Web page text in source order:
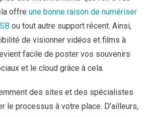
offre une bonne raison de numériser
ou tout autre support récent. Ainsi,
de visionner vidéos et films à
facile de poster vos souvenirs
et le cloud grâce à cela.
des sites et des spécialistes
le processus à votre place. D’ailleurs,